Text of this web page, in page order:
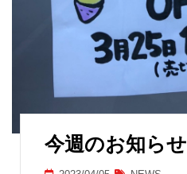
今週のお知らせ